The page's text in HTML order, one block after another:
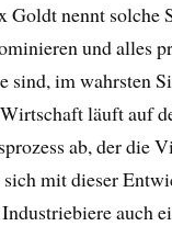
Goldt nennt solche
und alles
sind, im wahrsten
läuft auf
ab, der die
mit dieser
auch